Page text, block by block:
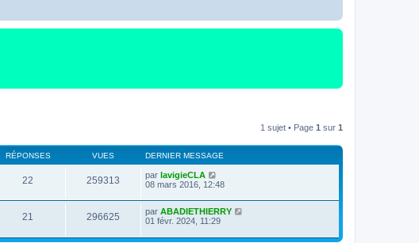
1 sujet • Page 1 sur 1
RÉPONSES VUES DERNIER MESSAGE
22 259313 par lavigieCLA
08 mars 2016, 12:48
21 296625 par ABADIETHIERRY
01 févr. 2024, 11:29